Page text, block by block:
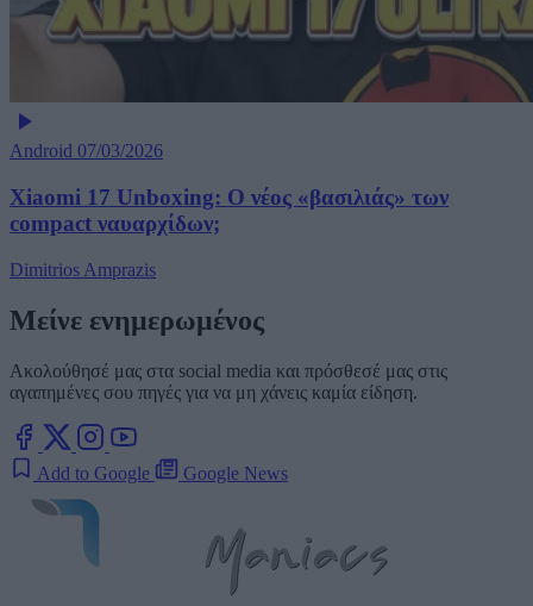
Android 07/03/2026
Xiaomi 17 Unboxing: Ο νέος «βασιλιάς» των
compact ναυαρχίδων;
Dimitrios Amprazis
Μείνε ενημερωμένος
Ακολούθησέ μας στα social media και πρόσθεσέ μας στις
αγαπημένες σου πηγές για να μη χάνεις καμία είδηση.
Add to Google Google News